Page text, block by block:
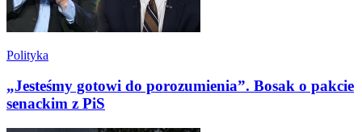
Polityka
„Jesteśmy gotowi do porozumienia”. Bosak o pakcie
senackim z PiS